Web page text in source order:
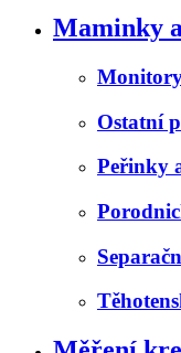
Maminky
Ostatní
Peřinky